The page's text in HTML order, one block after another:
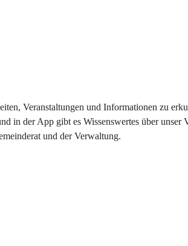
Veranstaltungen und Informationen zu
in der App gibt es Wissenswertes über unser
und der Verwaltung.